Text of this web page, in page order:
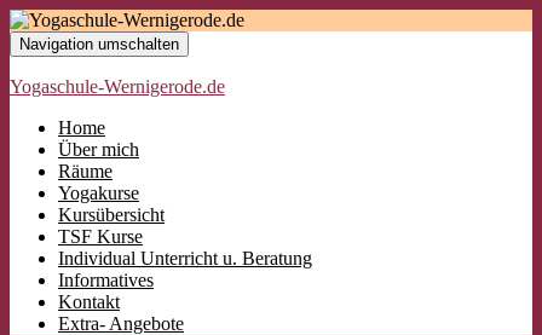
Navigation umschalten
Yogaschule-Wernigerode.de
Home
Über mich
Räume
Yogakurse
Kursübersicht
TSF Kurse
Individual Unterricht u. Beratung
Informatives
Kontakt
Extra- Angebote